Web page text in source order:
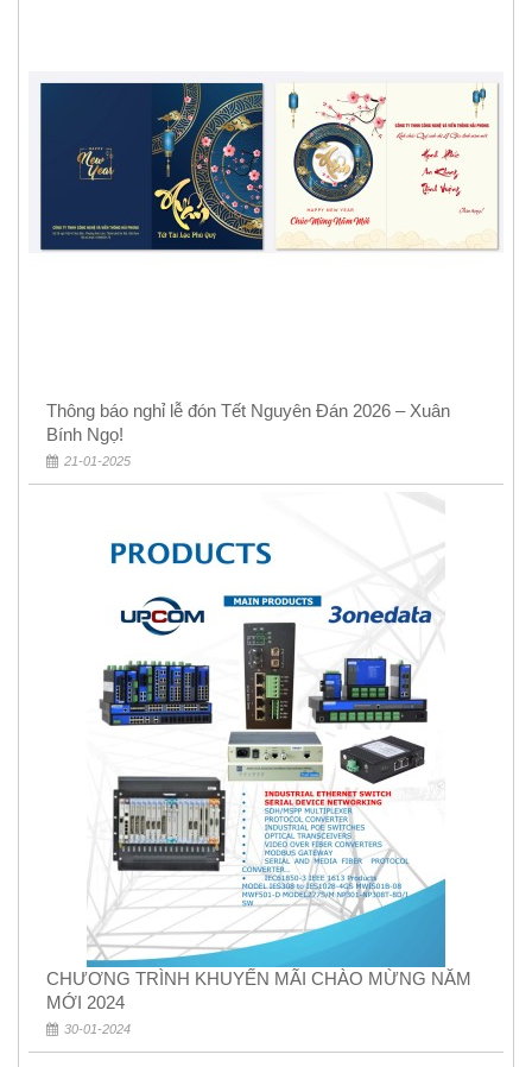
Thông báo nghỉ lễ đón Tết Nguyên Đán 2026 – Xuân
Bính Ngọ!
21-01-2025
CHƯƠNG TRÌNH KHUYẾN MÃI CHÀO MỪNG NĂM
MỚI 2024
30-01-2024